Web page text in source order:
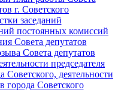
г. Советского
заседаний
постоянных комиссий
Совета депутатов
Совета депутатов
председателя
Советского, деятельности
города Советского